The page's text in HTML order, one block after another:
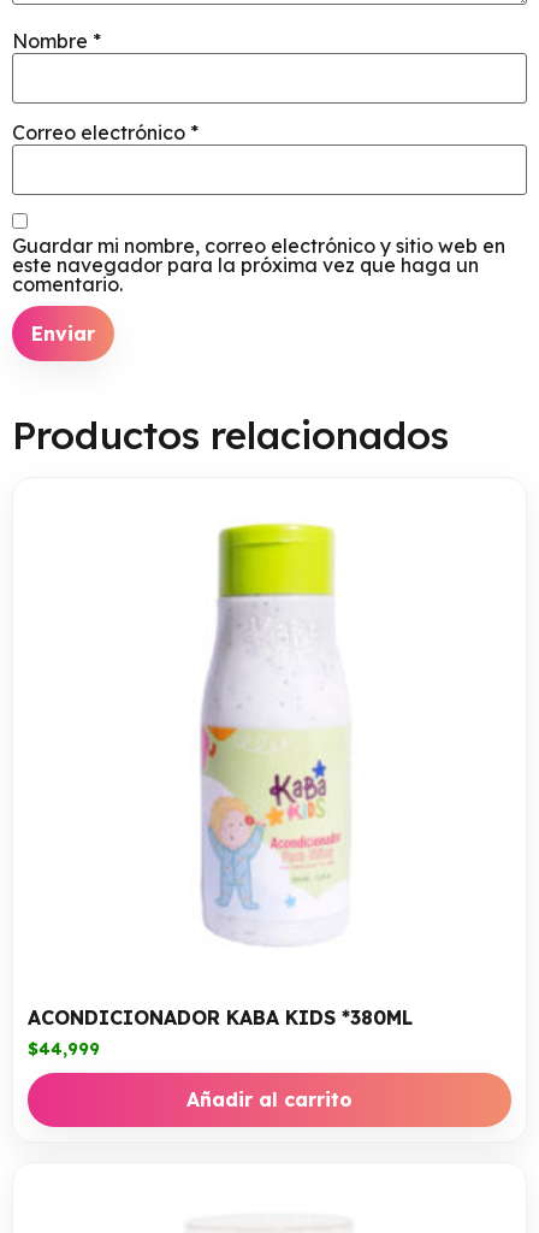
Nombre *
Correo electrónico *
Guardar mi nombre, correo electrónico y sitio web en
este navegador para la próxima vez que haga un
comentario.
Productos relacionados
ACONDICIONADOR KABA KIDS *380ML
$44,999
Añadir al carrito